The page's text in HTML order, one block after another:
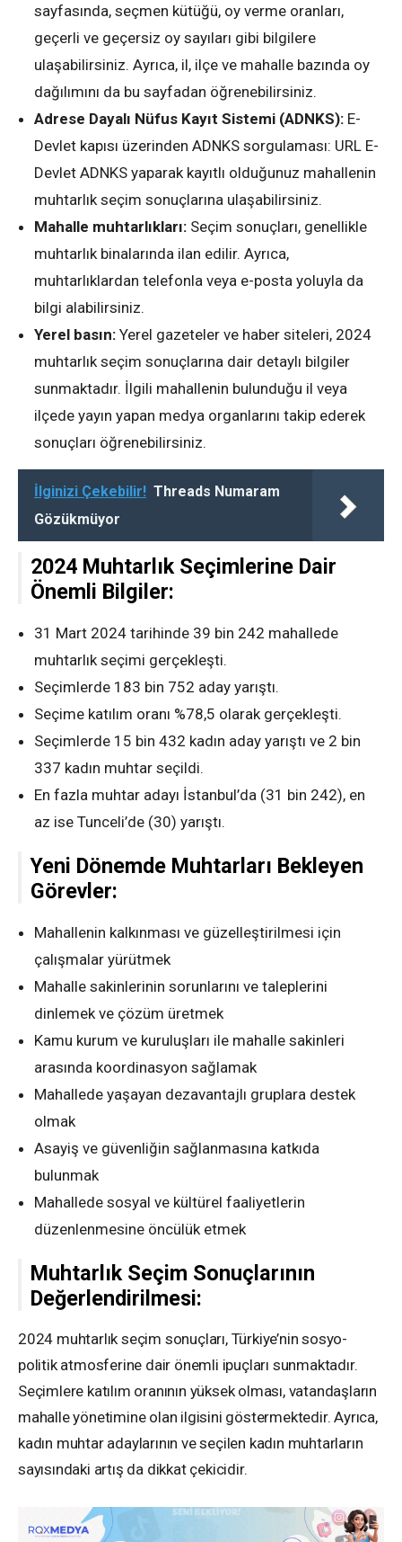
sayfasında, seçmen kütüğü, oy verme oranları,
geçerli ve geçersiz oy sayıları gibi bilgilere
ulaşabilirsiniz. Ayrıca, il, ilçe ve mahalle bazında oy
dağılımını da bu sayfadan öğrenebilirsiniz.
Adrese Dayalı Nüfus Kayıt Sistemi (ADNKS): E-
Devlet kapısı üzerinden ADNKS sorgulaması: URL E-
Devlet ADNKS yaparak kayıtlı olduğunuz mahallenin
muhtarlık seçim sonuçlarına ulaşabilirsiniz.
Mahalle muhtarlıkları: Seçim sonuçları, genellikle
muhtarlık binalarında ilan edilir. Ayrıca,
muhtarlıklardan telefonla veya e-posta yoluyla da
bilgi alabilirsiniz.
Yerel basın: Yerel gazeteler ve haber siteleri, 2024
muhtarlık seçim sonuçlarına dair detaylı bilgiler
sunmaktadır. İlgili mahallenin bulunduğu il veya
ilçede yayın yapan medya organlarını takip ederek
sonuçları öğrenebilirsiniz.
İlginizi Çekebilir! Threads Numaram
Gözükmüyor
2024 Muhtarlık Seçimlerine Dair
Önemli Bilgiler:
31 Mart 2024 tarihinde 39 bin 242 mahallede
muhtarlık seçimi gerçekleşti.
Seçimlerde 183 bin 752 aday yarıştı.
Seçime katılım oranı %78,5 olarak gerçekleşti.
Seçimlerde 15 bin 432 kadın aday yarıştı ve 2 bin
337 kadın muhtar seçildi.
En fazla muhtar adayı İstanbul’da (31 bin 242), en
az ise Tunceli’de (30) yarıştı.
Yeni Dönemde Muhtarları Bekleyen
Görevler:
Mahallenin kalkınması ve güzelleştirilmesi için
çalışmalar yürütmek
Mahalle sakinlerinin sorunlarını ve taleplerini
dinlemek ve çözüm üretmek
Kamu kurum ve kuruluşları ile mahalle sakinleri
arasında koordinasyon sağlamak
Mahallede yaşayan dezavantajlı gruplara destek
olmak
Asayiş ve güvenliğin sağlanmasına katkıda
bulunmak
Mahallede sosyal ve kültürel faaliyetlerin
düzenlenmesine öncülük etmek
Muhtarlık Seçim Sonuçlarının
Değerlendirilmesi:
2024 muhtarlık seçim sonuçları, Türkiye’nin sosyo-
politik atmosferine dair önemli ipuçları sunmaktadır.
Seçimlere katılım oranının yüksek olması, vatandaşların
mahalle yönetimine olan ilgisini göstermektedir. Ayrıca,
kadın muhtar adaylarının ve seçilen kadın muhtarların
sayısındaki artış da dikkat çekicidir.